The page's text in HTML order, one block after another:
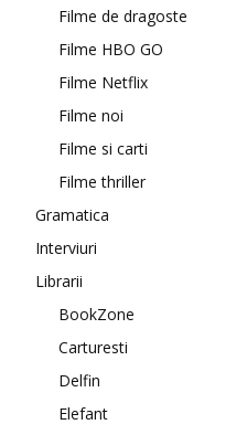
Filme de dragoste
Filme HBO GO
Filme Netflix
Filme noi
Filme si carti
Filme thriller
Gramatica
Interviuri
Librarii
BookZone
Carturesti
Delfin
Elefant